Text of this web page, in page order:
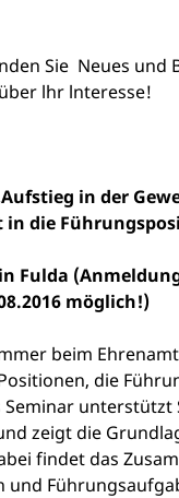
Sie Neues und
lhr lnteresse!
in der
in die
Fulda
möglich!)
beim
die
Seminar unterstützt
zeigt die
findet das
und